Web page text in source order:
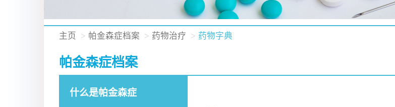
主页 帕金森症档案 药物治疗 药物字典
帕金森症档案
什么是帕金森症